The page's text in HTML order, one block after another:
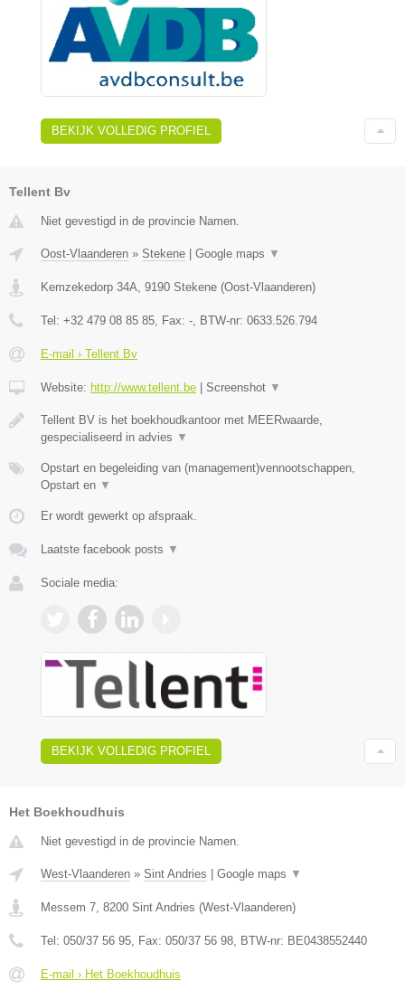
BEKIJK VOLLEDIG PROFIEL
Tellent Bv
Niet gevestigd in de provincie Namen.
Oost-Vlaanderen » Stekene | Google maps ▼
Kemzekedorp 34A 9190 Stekene (Oost-Vlaanderen)
Tel: +32 479 08 85 85 , Fax: - , BTW-nr: 0633.526.794
E-mail › Tellent Bv
Website: http://www.tellent.be | Screenshot ▼
Tellent BV is het boekhoudkantoor met MEERwaarde,
gespecialiseerd in advies ▼
Opstart en begeleiding van (management)vennootschappen,
Opstart en ▼
Er wordt gewerkt op afspraak.
Laatste facebook posts ▼
Sociale media:
BEKIJK VOLLEDIG PROFIEL
Het Boekhoudhuis
Niet gevestigd in de provincie Namen.
West-Vlaanderen » Sint Andries Google maps ▼
Messem 7 8200 Sint Andries (West-Vlaanderen)
Tel: 050/37 56 95 , Fax: 050/37 56 98 , BTW-nr: BE0438552440
E-mail › Het Boekhoudhuis